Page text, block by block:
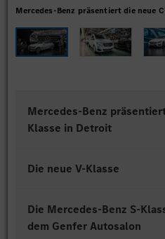
Mercedes-Benz präsentiert die neue
Mercedes-Benz
Klasse in Detroit
Die neue V-Klasse
Die Mercedes-Benz S-
dem Genfer Autosalon